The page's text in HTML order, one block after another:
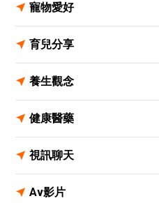
寵物愛好
育兒分享
養生觀念
健康醫藥
視訊聊天
Av影片